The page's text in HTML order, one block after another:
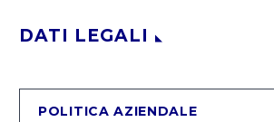
DATI LEGALI
POLITICA AZIENDALE